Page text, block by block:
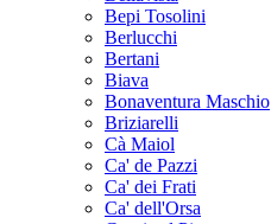
Bepi Tosolini
Berlucchi
Bertani
Biava
Bonaventura Maschio
Briziarelli
Cà Maiol
Ca' de Pazzi
Ca' dei Frati
Ca' dell'Orsa